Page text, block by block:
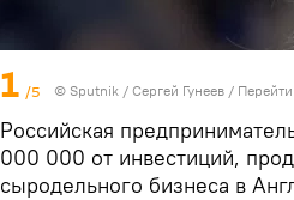
1 /5 © Sputnik / Сергей Гунеев /
Российская
000 000 от инвестиций,
сыродельного бизнеса в